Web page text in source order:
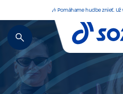
🎶 Pomáhame hudbe znieť.